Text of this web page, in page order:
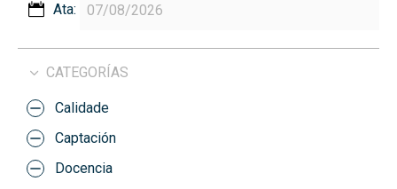
Ata:
CATEGORÍAS
Calidade
Captación
Docencia